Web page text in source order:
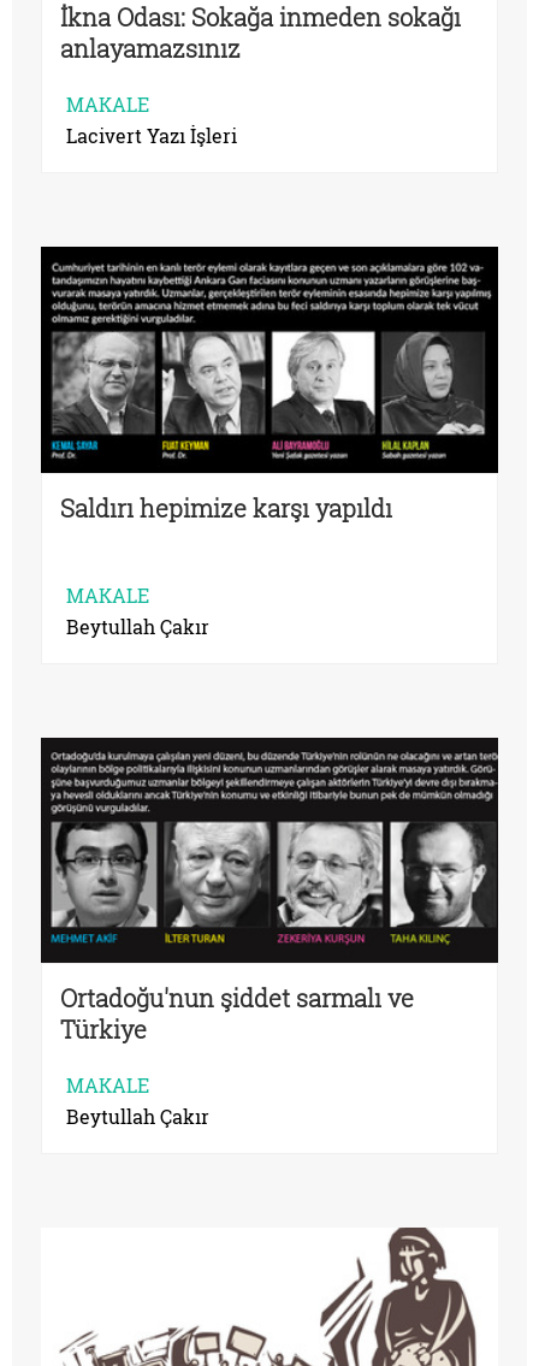
İkna Odası: Sokağa inmeden sokağı
anlayamazsınız
MAKALE
Lacivert Yazı İşleri
Saldırı hepimize karşı yapıldı
MAKALE
Beytullah Çakır
Ortadoğu'nun şiddet sarmalı ve
Türkiye
MAKALE
Beytullah Çakır